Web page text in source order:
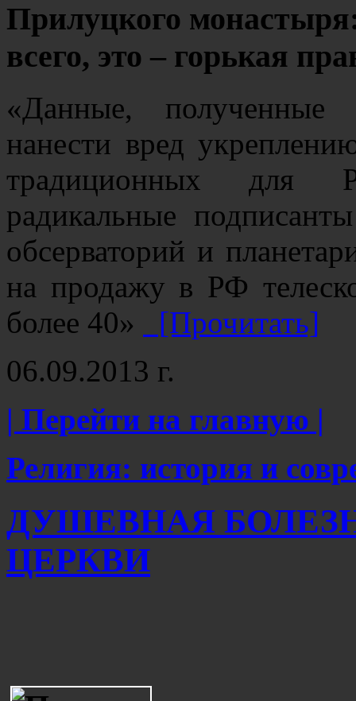
Прилуцкого
всего, это – горькая
«Данные, полученные
нанести вред
традиционных для
радикальные
обсерваторий и
на продажу в РФ
более 40»
[Прочитать]
06.09.2013 г.
| Перейти на главную |
Религия: история и
ДУШЕВНАЯ
ЦЕРКВИ